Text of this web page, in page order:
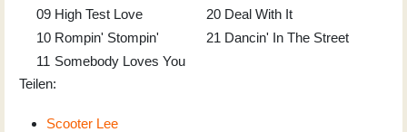
09 High Test Love 20 Deal With It
10 Rompin' Stompin' 21 Dancin' In The Street
11 Somebody Loves You
Teilen:
Scooter Lee